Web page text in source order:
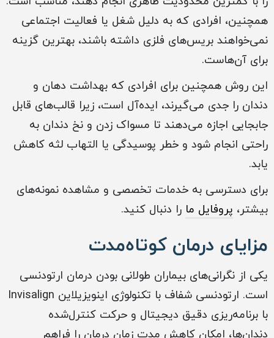
همچنین، افرادی که به دلیل شغل یا فعالیت اجتماعی
نمی‌خواهند بریس‌های فلزی داشته باشند، بهترین گزینه
برای آن‌هاست.
این روش همچنین برای افرادی که بهداشت دهان و
دندان را جدی می‌گیرند، ایده‌آل است، زیرا قالب‌های قابل
جابجایی اجازه می‌دهند تا مسواک زدن و نخ دندان به
راحتی انجام شود و خطر پوسیدگی یا التهاب لثه کاهش
یابد.
برای دسترسی به خدمات تخصصی و مشاهده نمونه‌های
بیشتر، پروفایل ما را دنبال کنید.
مزایای درمان کوتاه‌مدت
یکی از نگرانی‌های بیماران طولانی بودن درمان ارتودنسی
است. ارتودنسی شفاف با تکنولوژی اینویزیلاین Invisalign
با برنامه‌ریزی دقیق دیجیتال و حرکت کنترل‌شده
دندان‌ها، امکان کاهش مدت زمان درمان را فراهم